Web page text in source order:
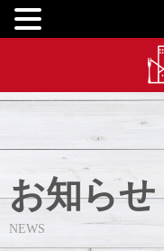
お知らせ
NEWS